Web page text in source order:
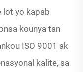
lot yo kapab
kounya tan
ISO 9001 ak
kalite, sa